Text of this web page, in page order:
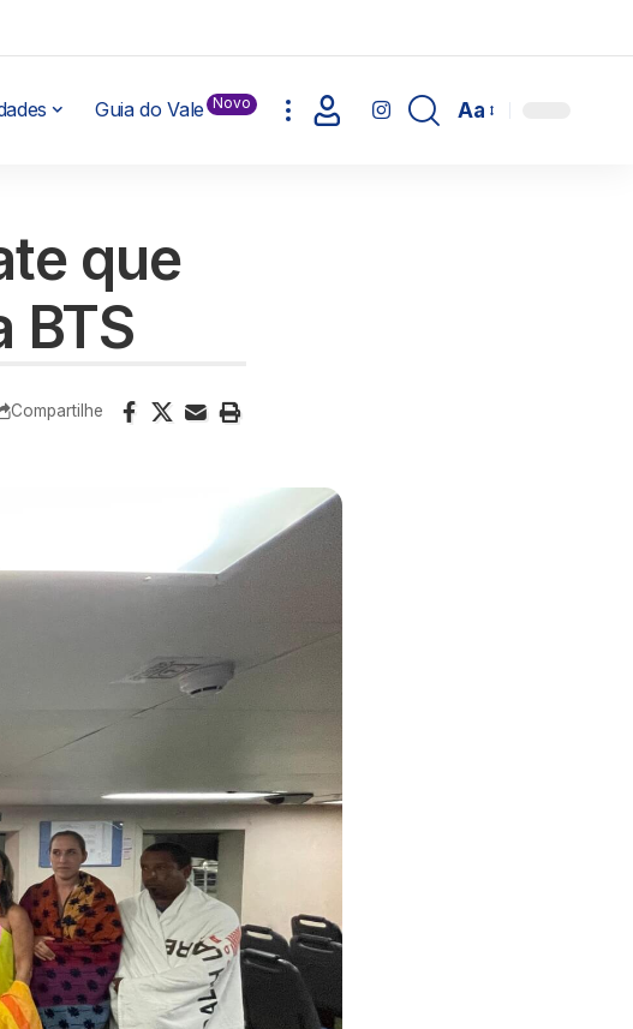
Guia do Vale Novo Aa
que
BTS
Compartilhe